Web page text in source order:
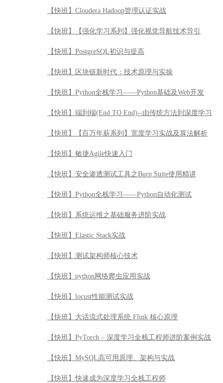
【快班】Cloudera Hadoop管理认证实战
【快班】【强化学习系列】强化视觉导航技术导引
【快班】PostgreSQL初识与提高
【快班】区块链新时代：技术原理与实操
【快班】Python全栈学习——Python基础及Web开发
【快班】端到端(End TO End)--由传统方法到深度学习
【快班】【百万年薪系列】宽度学习实战及算法解析
【快班】敏捷Agile快速入门
【快班】安全渗透测试工具之Burp Suite使用精讲
【快班】Python全栈学习——Python自动化测试
【快班】系统运维之基础服务进阶实战
【快班】Elastic Stack实战
【快班】测试架构师核心技术
【快班】python网络爬虫应用实战
【快班】locust性能测试实战
【快班】大话流式处理系统 Flink 核心原理
【快班】PyTorch – 深度学习全栈工程师进阶案例实战
【快班】MySQL高可用原理、架构与实战
【快班】快速成为深度学习全栈工程师